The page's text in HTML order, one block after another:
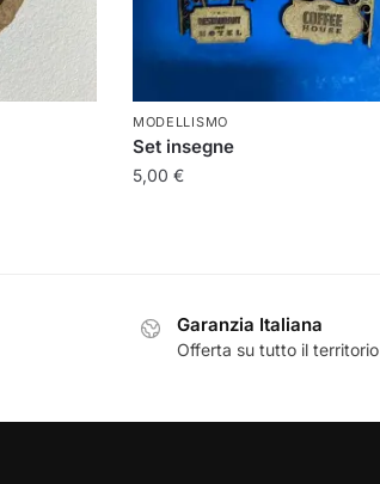
MODELLISMO
Set insegne
5,00 €
Garanzia Italiana
Offerta su tutto il territorio